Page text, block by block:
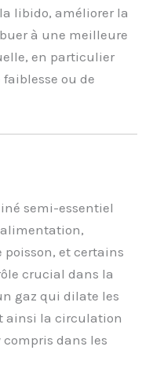
libido, améliorer la
à une meilleure
en particulier
ou de
semi-essentiel
et certains
crucial dans la
gaz qui dilate les
ainsi la circulation
dans les